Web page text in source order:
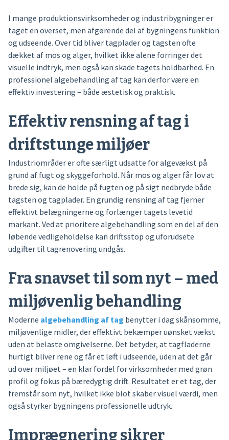
I mange produktionsvirksomheder og industribygninger er
taget en overset, men afgørende del af bygningens funktion
og udseende. Over tid bliver tagplader og tagsten ofte
dækket af mos og alger, hvilket ikke alene forringer det
visuelle indtryk, men også kan skade tagets holdbarhed. En
professionel algebehandling af tag kan derfor være en
effektiv investering – både æstetisk og praktisk.
Effektiv rensning af tag i
driftstunge miljøer
Industriområder er ofte særligt udsatte for algevækst på
grund af fugt og skyggeforhold. Når mos og alger får lov at
brede sig, kan de holde på fugten og på sigt nedbryde både
tagsten og tagplader. En grundig rensning af tag fjerner
effektivt belægningerne og forlænger tagets levetid
markant. Ved at prioritere algebehandling som en del af den
løbende vedligeholdelse kan driftsstop og uforudsete
udgifter til tagrenovering undgås.
Fra snavset til som nyt – med
miljøvenlig behandling
Moderne algebehandling af tag benytter i dag skånsomme,
miljøvenlige midler, der effektivt bekæmper uønsket vækst
uden at belaste omgivelserne. Det betyder, at tagfladerne
hurtigt bliver rene og får et løft i udseende, uden at det går
ud over miljøet – en klar fordel for virksomheder med grøn
profil og fokus på bæredygtig drift. Resultatet er et tag, der
fremstår som nyt, hvilket ikke blot skaber visuel værdi, men
også styrker bygningens professionelle udtryk.
Imprægnering sikrer